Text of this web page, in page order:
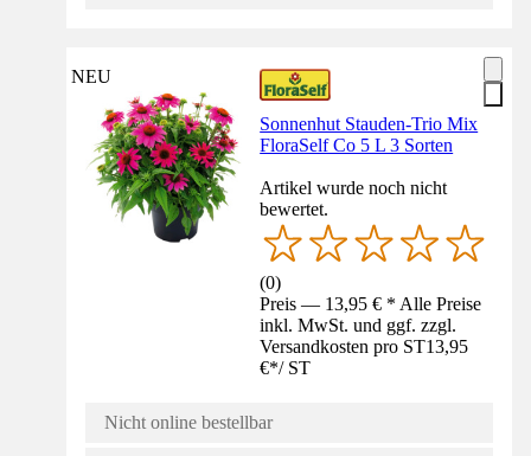
NEU
Sonnenhut Stauden-Trio Mix
FloraSelf Co 5 L 3 Sorten
Artikel wurde noch nicht
bewertet.
(0)
Preis — 13,95 € * Alle Preise
inkl. MwSt. und ggf. zzgl.
Versandkosten pro ST13,95
€*/ ST
Nicht online bestellbar